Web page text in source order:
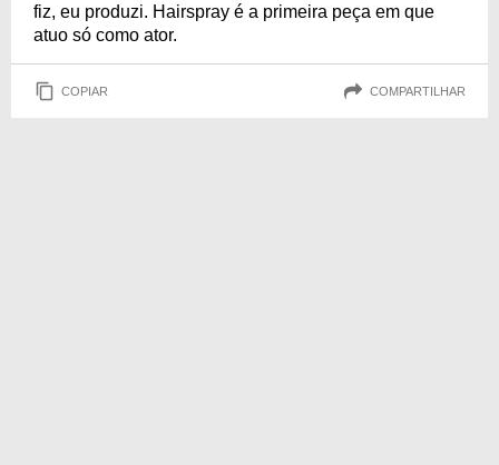
fiz, eu produzi. Hairspray é a primeira peça em que
atuo só como ator.
COPIAR COMPARTILHAR